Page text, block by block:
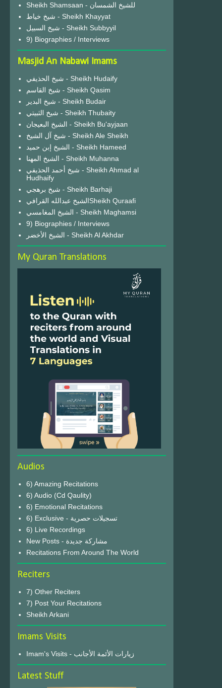
Sheikh Shamsaan - للشيخ الشمسان
شيخ خياط - Sheikh Khayyat
شيخ السبيل - Sheikh Subbyyil
9) Biographies / Interviews
Masjid An Nabawi Imams
شيخ الحذيفي - Sheikh Hudaify
شيخ القاسم - Sheikh Qasim
شيخ البدير - Sheikh Budair
شيخ الثبيتي - Sheikh Thubaity
الشيخ البعيجان - Sheikh Bu'ayjaan
شيخ آل الشيخ - Sheikh Ale Sheikh
الشيخ إبن حميد - Sheikh Hameed
الشيخ المهنا - Sheikh Muhanna
شيخ أحمد الحذيفي - Sheikh Ahmad al
Hudhaify
شيخ برهجي - Sheikh Barhaji
الشيخ عبدالله القرافيSheikh Quraafi
الشيخ المغامسي - Sheikh Maghamsi
9) Biographies / Interviews
الشيخ الأخضر - Sheikh Al Akhdar
My Quran Translations
Audios
6) Amazing Recitations
6) Audio (Cd Qaulity)
6) Emotional Recitations
6) Exclusive - تسجيلات حصرية
6) Live Recordings
New Posts - مشاركة جديدة
Recitations From Around The World
Reciters
7) Other Reciters
7) Post Your Recitations
Sheikh Arkani
Imams Visits
Imam's Visits - زيارات الأئمة الأجانب
Latest Stuff